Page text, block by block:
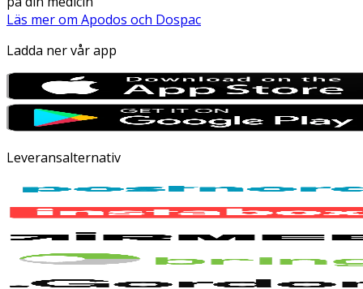
Läs mer om Apodos och Dospac
Ladda ner vår app
Leveransalternativ